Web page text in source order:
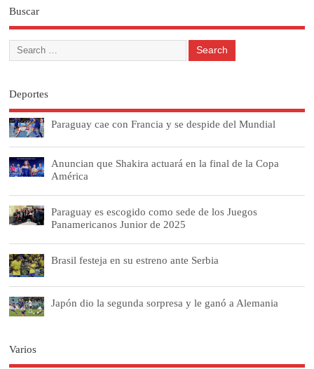
Buscar
Deportes
Paraguay cae con Francia y se despide del Mundial
Anuncian que Shakira actuará en la final de la Copa
América
Paraguay es escogido como sede de los Juegos
Panamericanos Junior de 2025
Brasil festeja en su estreno ante Serbia
Japón dio la segunda sorpresa y le ganó a Alemania
Varios